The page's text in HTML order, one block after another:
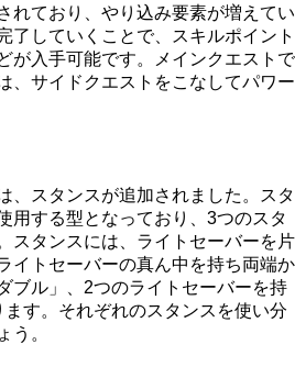
れており、やり込み要素が増えてい
了していくことで、スキルポイント
が入手可能です。メインクエストで
、サイドクエストをこなしてパワー
、スタンスが追加されました。スタ
用する型となっており、3つのスタ
スタンスには、ライトセーバーを片
イトセーバーの真ん中を持ち両端か
ブル」、2つのライトセーバーを持
す。それぞれのスタンスを使い分
う。